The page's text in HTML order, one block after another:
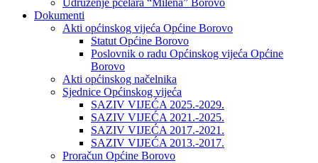
Udruženje pčelara “Milena” Borovo
Dokumenti
Akti općinskog vijeća Općine Borovo
Statut Općine Borovo
Poslovnik o radu Općinskog vijeća Općine
Borovo
Akti općinskog načelnika
Sjednice Općinskog vijeća
SAZIV VIJEĆA 2025.-2029.
SAZIV VIJEĆA 2021.-2025.
SAZIV VIJEĆA 2017.-2021.
SAZIV VIJEĆA 2013.-2017.
Proračun Općine Borovo